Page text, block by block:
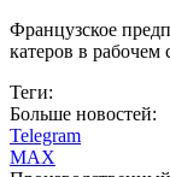
Французское
катеров в
Теги:
Больше новостей:
Telegram
MAX